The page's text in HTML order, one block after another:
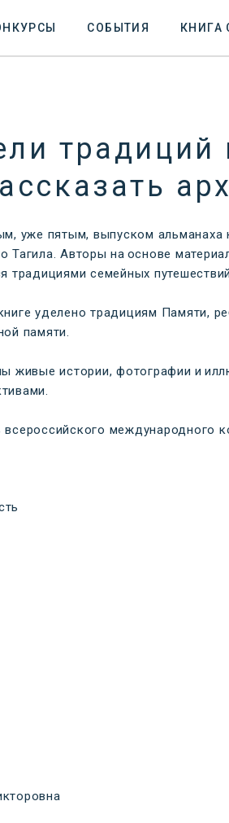
СОБЫТИЯ КНИГА
традиций
уже пятым, выпуском
Авторы на основе
традициями семейных
уделено традициям Памяти,
памяти.
живые истории, фотографии и
международного